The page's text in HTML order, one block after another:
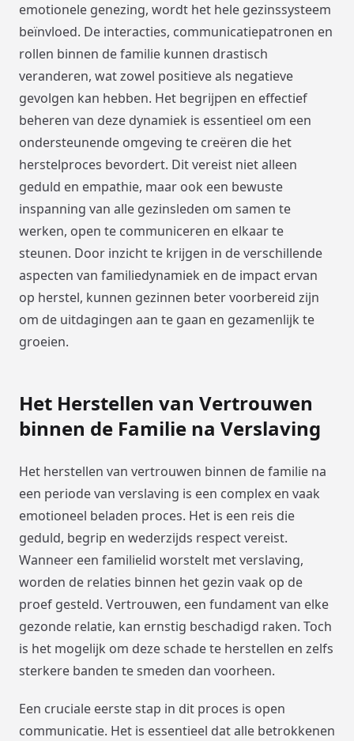
emotionele genezing, wordt het hele gezinssysteem
beïnvloed. De interacties, communicatiepatronen en
rollen binnen de familie kunnen drastisch
veranderen, wat zowel positieve als negatieve
gevolgen kan hebben. Het begrijpen en effectief
beheren van deze dynamiek is essentieel om een
ondersteunende omgeving te creëren die het
herstelproces bevordert. Dit vereist niet alleen
geduld en empathie, maar ook een bewuste
inspanning van alle gezinsleden om samen te
werken, open te communiceren en elkaar te
steunen. Door inzicht te krijgen in de verschillende
aspecten van familiedynamiek en de impact ervan
op herstel, kunnen gezinnen beter voorbereid zijn
om de uitdagingen aan te gaan en gezamenlijk te
groeien.
Het Herstellen van Vertrouwen
binnen de Familie na Verslaving
Het herstellen van vertrouwen binnen de familie na
een periode van verslaving is een complex en vaak
emotioneel beladen proces. Het is een reis die
geduld, begrip en wederzijds respect vereist.
Wanneer een familielid worstelt met verslaving,
worden de relaties binnen het gezin vaak op de
proef gesteld. Vertrouwen, een fundament van elke
gezonde relatie, kan ernstig beschadigd raken. Toch
is het mogelijk om deze schade te herstellen en zelfs
sterkere banden te smeden dan voorheen.
Een cruciale eerste stap in dit proces is open
communicatie. Het is essentieel dat alle betrokkenen